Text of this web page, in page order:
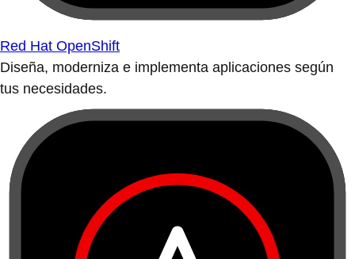
Red Hat OpenShift
Diseña, moderniza e implementa aplicaciones según
tus necesidades.